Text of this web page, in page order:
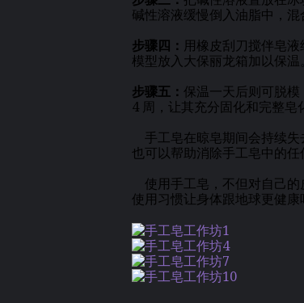
碱性溶液缓慢倒入油脂中，混
步骤四： 用橡皮刮刀搅伴皂
模型放入大保丽龙箱加以保温。
步骤五： 保温一天后则可脱
4 周，让其充分固化和完整皂
手工皂在晾皂期间会持续失
也可以帮助消除手工皂中的任
使用手工皂，不但对自己的
使用习惯让身体跟地球更健康